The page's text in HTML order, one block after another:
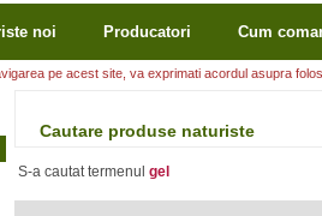
noi Producatori Cum
pe acest site, va exprimati acordul asupra
Cautare produse naturiste
S-a cautat termenul gel